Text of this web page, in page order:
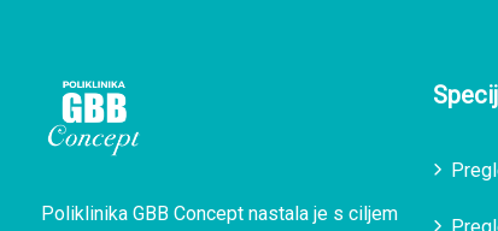
Poliklinika GBB Concept nastala je s ciljem